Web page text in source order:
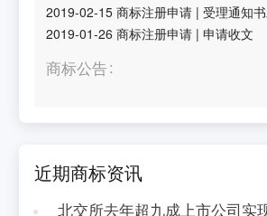
2019-02-15 商标注册申请 |受理通知
2019-01-26 商标注册申请 |申请收文
商标公告
近期商标资讯
北交所去年超九成上市公司实